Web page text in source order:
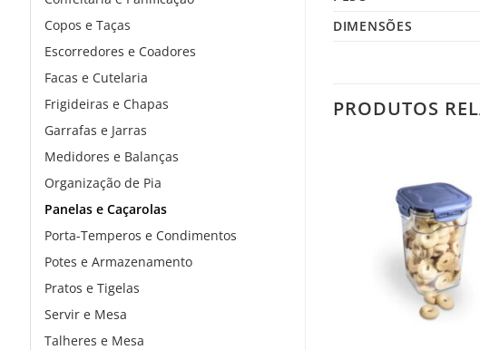
Copos e Taças
Escorredores e Coadores
Facas e Cutelaria
Frigideiras e Chapas
Garrafas e Jarras
Medidores e Balanças
Organização de Pia
Panelas e Caçarolas
Porta-Temperos e Condimentos
Potes e Armazenamento
Pratos e Tigelas
Servir e Mesa
Talheres e Mesa
DIMENSÕES
PRODUTOS